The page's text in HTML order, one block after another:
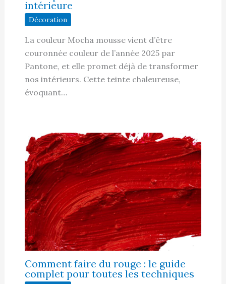
intérieure
Décoration
La couleur Mocha mousse vient d’être
couronnée couleur de l’année 2025 par
Pantone, et elle promet déjà de transformer
nos intérieurs. Cette teinte chaleureuse,
évoquant…
Comment faire du rouge : le guide
complet pour toutes les techniques